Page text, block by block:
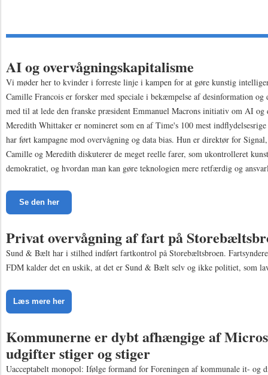
AI og overvågningskapitalisme
Vi møder her to kvinder i forreste linje i kampen for at gøre kunstig
Camille Francois er forsker med speciale i bekæmpelse af desinformation
med til at lede den franske præsident Emmanuel Macrons initiativ om AI og
Meredith Whittaker er nomineret som en af Time's 100 mest
har ført kampagne mod overvågning og data bias. Hun er direktør for
Camille og Meredith diskuterer de meget reelle farer, som ukontrolleret
demokratiet, og hvordan man kan gøre teknologien mere retfærdig og
Se den her
Privat overvågning af fart på
Sund & Bælt har i stilhed indført fartkontrol på Storebæltsbroen.
FDM kalder det en uskik, at det er Sund & Bælt selv og ikke politiet, som
Læs mere her
Kommunerne er dybt afhængige af
udgifter stiger og stiger
Uacceptabelt monopol: Ifølge formand for Foreningen af kommunale it- og